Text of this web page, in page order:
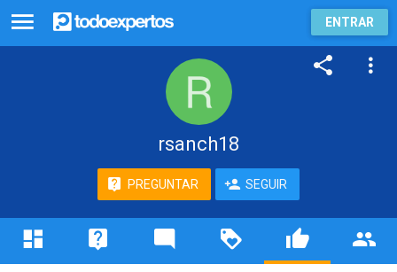
ENTRAR
rsanch18
PREGUNTAR SEGUIR